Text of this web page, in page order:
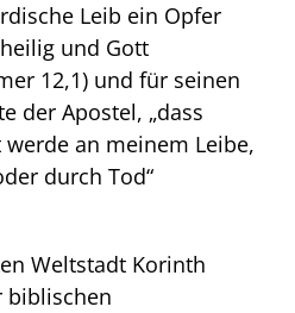
Leib ein Opfer
und Gott
12,1) und für seinen
der Apostel, „dass
an meinem Leibe,
durch Tod“
Weltstadt Korinth
biblischen